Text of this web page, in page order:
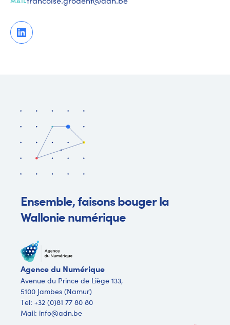
Ensemble, faisons bouger la
Wallonie numérique
Agence du Numérique
Avenue du Prince de Liège 133,
5100 Jambes (Namur)
Tel: +32 (0)81 77 80 80
Mail: info@adn.be